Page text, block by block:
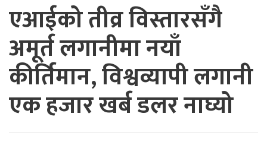
एआईको तीव्र विस्तारसँगै
अमूर्त लगानीमा नयाँ
कीर्तिमान, विश्वव्यापी लगानी
एक हजार खर्ब डलर नाघ्यो